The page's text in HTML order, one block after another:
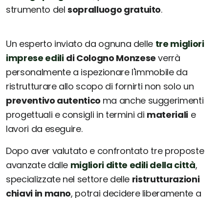
strumento delsopralluogo gratuito.
Un esperto inviato da ognuna delle tre migliori
imprese edili di Cologno Monzese verrà
personalmente a ispezionare l'immobile da
ristrutturare allo scopo di fornirti non solo un
preventivo autentico ma anche suggerimenti
progettuali e consigli in termini di materialie
lavori da eseguire.
Dopo aver valutato e confrontato tre proposte
avanzate dalle migliori ditte edili della città,
specializzate nel settore delle ristrutturazioni
chiavi in mano, potrai decidere liberamente a